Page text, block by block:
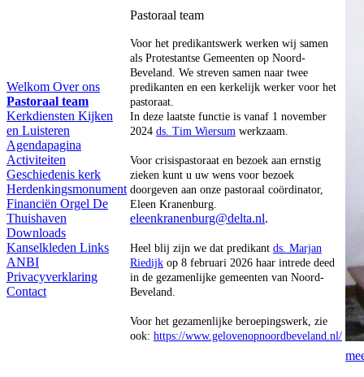
Welkom Over ons
Pastoraal team
Kerkdiensten Kijken
en Luisteren
Agendapagina
Activiteiten
Geschiedenis kerk
Herdenkingsmonument
Financiën Orgel De
Thuishaven
Downloads
Kanselkleden Links
ANBI
Privacyverklaring
Contact
Pastoraal team
Voor het predikantswerk werken wij samen
als Protestantse Gemeenten op Noord-
Beveland. We streven samen naar twee
predikanten en een kerkelijk werker voor het
pastoraat.
In deze laatste functie is vanaf 1 november
2024 ds. Tim Wiersum werkzaam.
Voor crisispastoraat en bezoek aan ernstig
zieken kunt u uw wens voor bezoek
doorgeven aan onze pastoraal coördinator,
Eleen Kranenburg.
eleenkranenburg@delta.nl.
Heel blij zijn we dat predikant ds. Marjan
Riedijk op 8 februari 2026 haar intrede deed
in de gezamenlijke gemeenten van Noord-
Beveland.
Voor het gezamenlijke beroepingswerk, zie
ook: https://www.gelovenopnoordbeveland.nl/